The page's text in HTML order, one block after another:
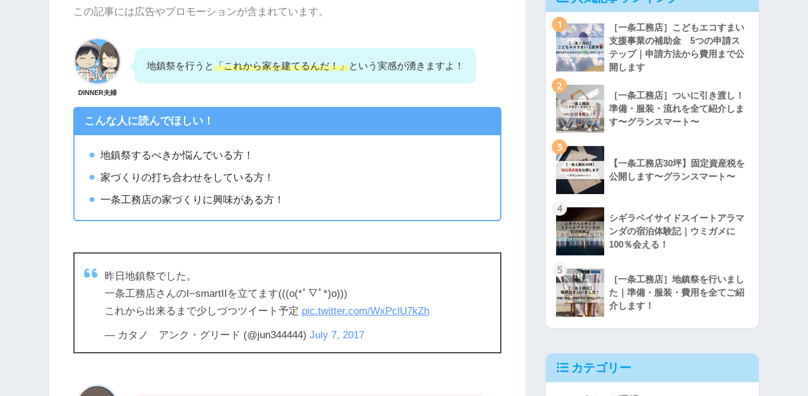
この記事には広告やプロモーションが含まれています。
DINNER夫婦
地鎮祭を行うと「これから家を建てるんだ！」という実感が湧きますよ！
こんな人に読んでほしい！
地鎮祭するべきか悩んでいる方！
家づくりの打ち合わせをしている方！
一条工務店の家づくりに興味がある方！
昨日地鎮祭でした。
一条工務店さんのI−smartIIを立てます(((o(*ﾟ▽ﾟ*)o)))
これから出来るまで少しづつツイート予定 pic.twitter.com/WxPclU7kZh
— カタノ アンク・グリード (@jun344444) July 7, 2017
1
［一条工務店］こどもエコすまい
支援事業の補助金 5つの申請ス
テップ｜申請方法から費用まで公
開します
2
［一条工務店］ついに引き渡し！
準備・服装・流れを全て紹介しま
す〜グランスマート〜
3
【一条工務店30坪】固定資産税を
公開します〜グランスマート〜
4
シギラベイサイドスイートアラマ
ンダの宿泊体験記｜ウミガメに
100％会える！
5
［一条工務店］地鎮祭を行いまし
た｜準備・服装・費用を全てご紹
介します！
カテゴリー